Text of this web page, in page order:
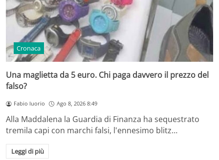
Cronaca
Una maglietta da 5 euro. Chi paga davvero il prezzo del
falso?
Fabio Iuorio Ago 8, 2026 8:49
Alla Maddalena la Guardia di Finanza ha sequestrato
tremila capi con marchi falsi, l'ennesimo blitz…
Leggi di più